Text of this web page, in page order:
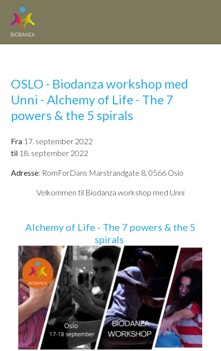
OSLO - Biodanza workshop med
Unni - Alchemy of Life - The 7
powers & the 5 spirals
Fra 17. september 2022
til 18. september 2022
Adresse: RomForDans Marstrandgate 8, 0566 Oslo
Velkommen til Biodanza workshop med Unni
Alchemy of Life - The 7 powers & the 5
spirals